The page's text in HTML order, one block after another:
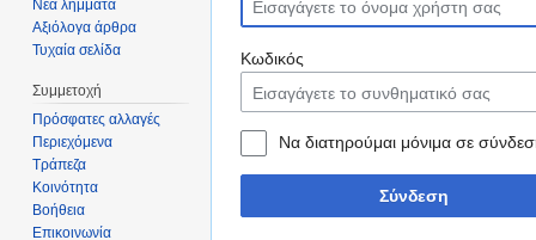
Κωδικός
Να διατηρούμαι μόνιμα σε
Σύνδεση
Νέα λήμματα
Αξιόλογα άρθρα
Τυχαία σελίδα
Συμμετοχή
Πρόσφατες αλλαγές
Περιεχόμενα
Τράπεζα
Κοινότητα
Βοήθεια
Επικοινωνία